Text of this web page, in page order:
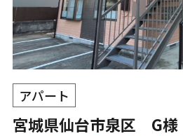
アパート
宮城県仙台市泉区 G様